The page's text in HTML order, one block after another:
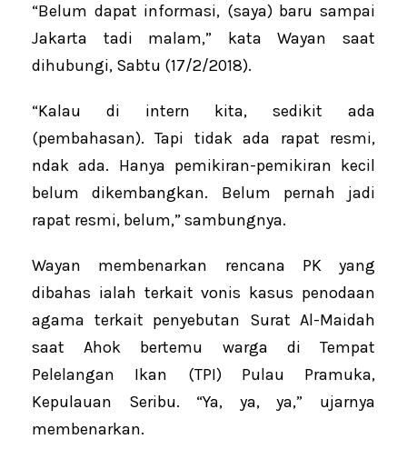
“Belum dapat informasi, (saya) baru sampai
Jakarta tadi malam,” kata Wayan saat
dihubungi, Sabtu (17/2/2018).
“Kalau di intern kita, sedikit ada
(pembahasan). Tapi tidak ada rapat resmi,
ndak ada. Hanya pemikiran-pemikiran kecil
belum dikembangkan. Belum pernah jadi
rapat resmi, belum,” sambungnya.
Wayan membenarkan rencana PK yang
dibahas ialah terkait vonis kasus penodaan
agama terkait penyebutan Surat Al-Maidah
saat Ahok bertemu warga di Tempat
Pelelangan Ikan (TPI) Pulau Pramuka,
Kepulauan Seribu. “Ya, ya, ya,” ujarnya
membenarkan.